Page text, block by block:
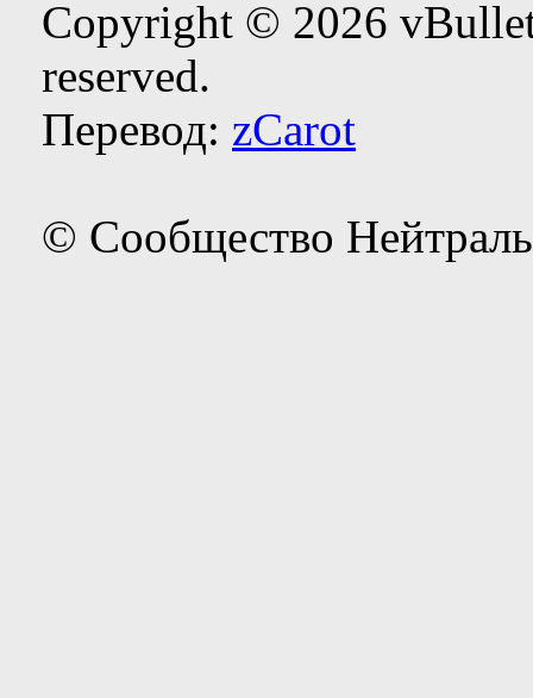
Copyright © 2026
reserved.
Перевод: zCarot
© Сообщество